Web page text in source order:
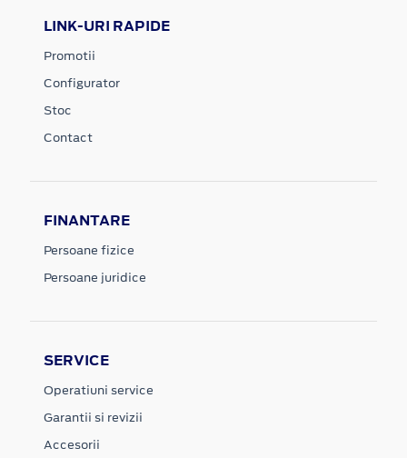
LINK-URI RAPIDE
Promotii
Configurator
Stoc
Contact
FINANTARE
Persoane fizice
Persoane juridice
SERVICE
Operatiuni service
Garantii si revizii
Accesorii